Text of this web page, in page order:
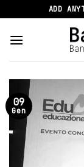
to
content
ADD
09
Gen